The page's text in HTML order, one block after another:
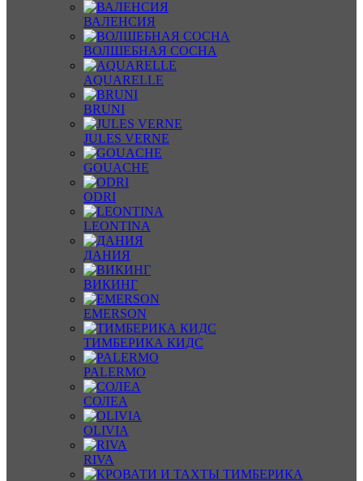
ВАЛЕНСИЯ
ВОЛШЕБНАЯ СОСНА
AQUARELLE
BRUNI
JULES VERNE
GOUACHE
ODRI
LEONTINA
ДАНИЯ
ВИКИНГ
EMERSON
ТИМБЕРИКА КИДС
PALERMO
СОЛЕА
OLIVIA
RIVA